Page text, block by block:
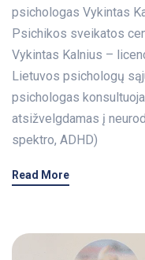
psichologas Vykintas
Psichikos sveikatos
Vykintas Kalnius –
Lietuvos psichologų
psichologas
atsižvelgdamas į
spektro, ADHD)
Read More